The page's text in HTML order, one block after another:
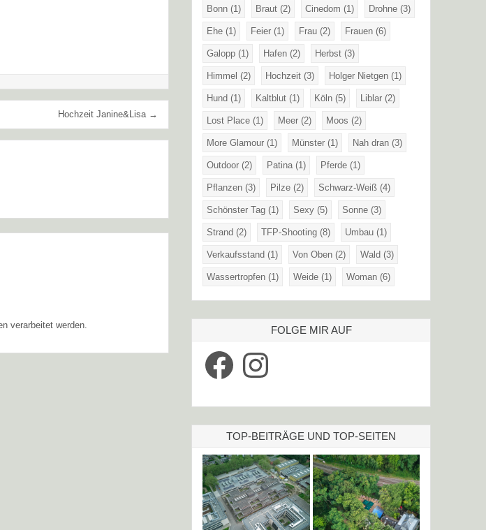
Hochzeit Janine&Lisa →
verarbeitet werden.
Bonn (1) Braut (2) Cinedom (1) Drohne (3)
Ehe (1) Feier (1) Frau (2) Frauen (6)
Galopp (1) Hafen (2) Herbst (3)
Himmel (2) Hochzeit (3) Holger Nietgen (1)
Hund (1) Kaltblut (1) Köln (5) Liblar (2)
Lost Place (1) Meer (2) Moos (2)
More Glamour (1) Münster (1) Nah dran (3)
Outdoor (2) Patina(1) Pferde (1)
Pflanzen (3) Pilze (2) Schwarz-Weiß (4)
Schönster Tag (1) Sexy (5) Sonne (3)
Strand (2) TFP-Shooting (8) Umbau (1)
Verkaufsstand (1) Von Oben (2) Wald (3)
Wassertropfen (1) Weide (1) Woman (6)
FOLGE MIR AUF
Facebook Instagram
TOP-BEITRÄGE UND TOP-SEITEN